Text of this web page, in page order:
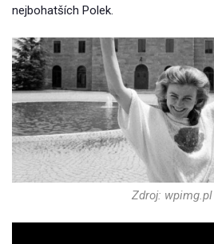
nejbohatších Polek.
Zdroj: wpimg.pl